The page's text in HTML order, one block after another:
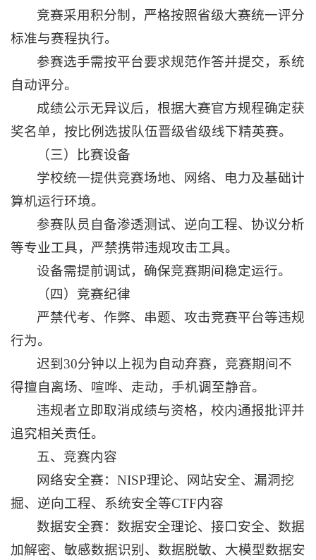
竞赛采用积分制，严格按照省级大赛统一评分
标准与赛程执行。
参赛选手需按平台要求规范作答并提交，系统
自动评分。
成绩公示无异议后，根据大赛官方规程确定获
奖名单，按比例选拔队伍晋级省级线下精英赛。
（三）比赛设备
学校统一提供竞赛场地、网络、电力及基础计
算机运行环境。
参赛队员自备渗透测试、逆向工程、协议分析
等专业工具，严禁携带违规攻击工具。
设备需提前调试，确保竞赛期间稳定运行。
（四）竞赛纪律
严禁代考、作弊、串题、攻击竞赛平台等违规
行为。
迟到30分钟以上视为自动弃赛，竞赛期间不
得擅自离场、喧哗、走动，手机调至静音。
违规者立即取消成绩与资格，校内通报批评并
追究相关责任。
五、竞赛内容
网络安全赛：NISP理论、网站安全、漏洞挖
掘、逆向工程、系统安全等CTF内容
数据安全赛：数据安全理论、接口安全、数据
加解密、敏感数据识别、数据脱敏、大模型数据安